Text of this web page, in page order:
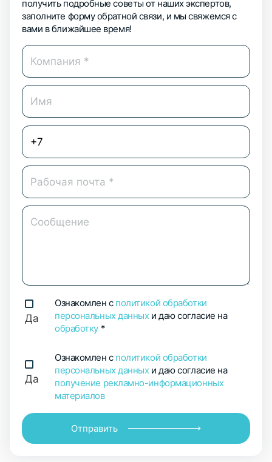
получить подробные советы от наших экспертов,
заполните форму обратной связи, и мы свяжемся с
вами в ближайшее время!
Да
Ознакомлен с политикой обработки
персональных данныхи даю согласие на
обработку*
Да
Ознакомлен с политикой обработки
персональных данныхи даю согласие на
получение рекламно-информационных
материалов
Отправить